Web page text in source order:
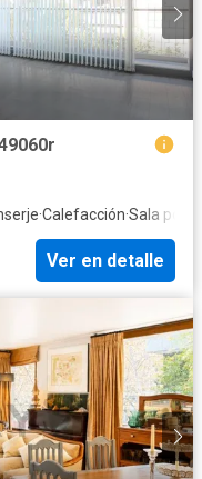
·Calefacción·Sala
Ver en detalle